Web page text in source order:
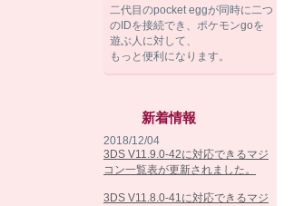
二代目のpocket eggが同時に二つ
のIDを接続でき、ポケモンgoを
遊ぶ人に対して、
もっと便利になります。
新着情報
2018/12/04
3DS V11.9.0-42に対応できるマジ
コン一覧表が更新されました。
3DS V11.8.0-41に対応できるマジ